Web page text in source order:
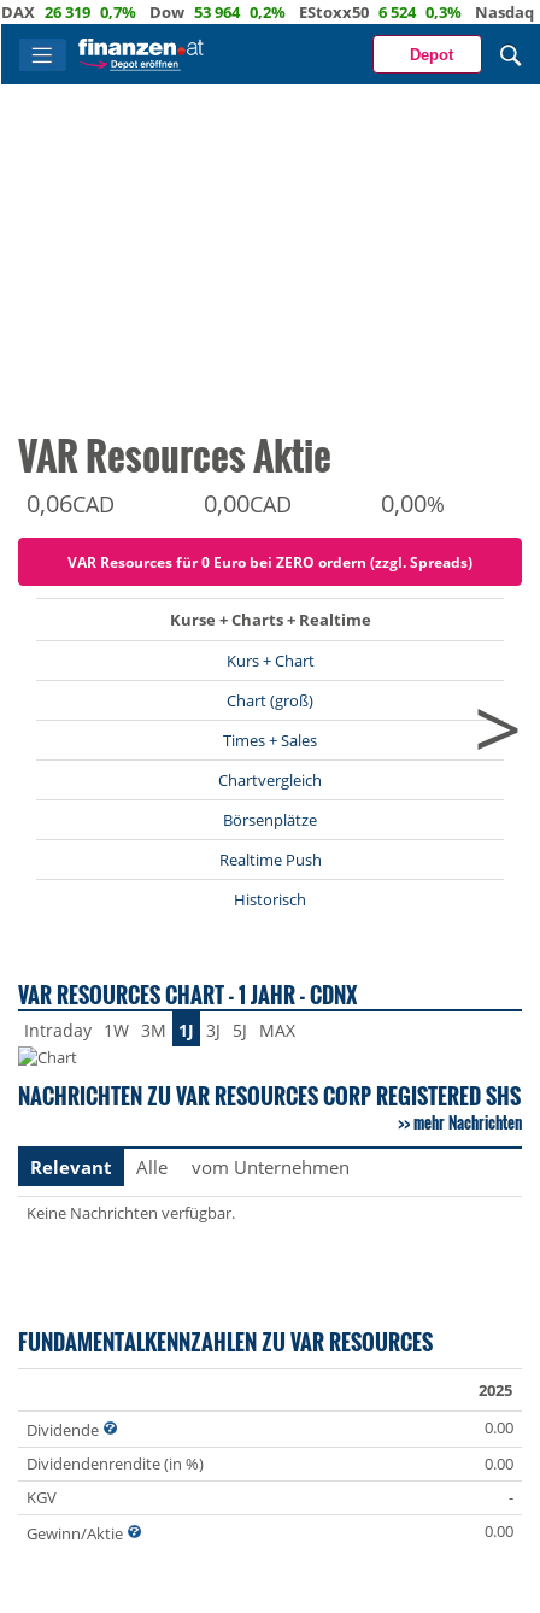
26 319 0,7% Dow 53 964 0,2% EStoxx50 6 524 0,3% Nasdaq 29
Depot
VAR Resources Aktie
0,06CAD 0,00CAD 0,00%
VAR Resources für 0 Euro bei ZERO ordern (zzgl. Spreads)
Kurse + Charts + Realtime
Kurs + Chart
Chart (groß)
Times + Sales
Chartvergleich
Börsenplätze
Realtime Push
Historisch
>
VAR RESOURCES CHART - 1 JAHR - CDNX
Intraday 1W 3M 1J 3J 5J MAX
NACHRICHTEN ZU VAR RESOURCES CORP REGISTERED SHS
mehr Nachrichten
Relevant
Alle vom Unternehmen
Keine Nachrichten verfügbar.
FUNDAMENTALKENNZAHLEN ZU VAR RESOURCES
2025
Dividende
0.00
Dividendenrendite (in %)
0.00
KGV
-
Gewinn/Aktie
0.00